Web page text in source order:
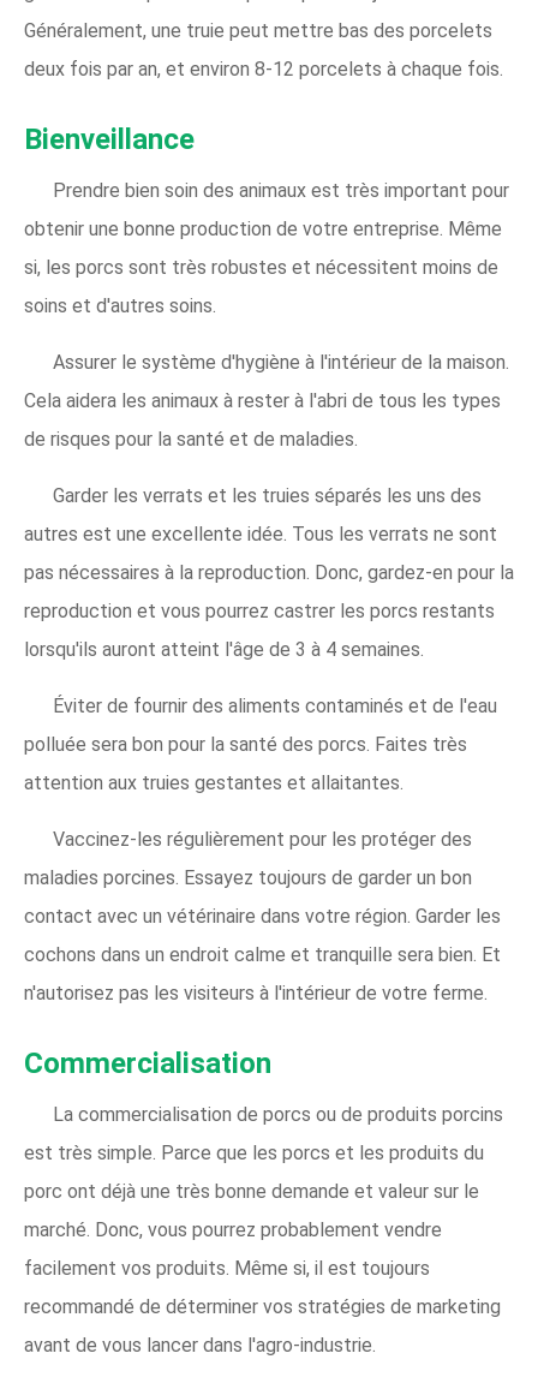
Généralement, une truie peut mettre bas des porcelets
deux fois par an, et environ 8-12 porcelets à chaque fois.
Bienveillance
Prendre bien soin des animaux est très important pour
obtenir une bonne production de votre entreprise. Même
si, les porcs sont très robustes et nécessitent moins de
soins et d'autres soins.
Assurer le système d'hygiène à l'intérieur de la maison.
Cela aidera les animaux à rester à l'abri de tous les types
de risques pour la santé et de maladies.
Garder les verrats et les truies séparés les uns des
autres est une excellente idée. Tous les verrats ne sont
pas nécessaires à la reproduction. Donc, gardez-en pour la
reproduction et vous pourrez castrer les porcs restants
lorsqu'ils auront atteint l'âge de 3 à 4 semaines.
Éviter de fournir des aliments contaminés et de l'eau
polluée sera bon pour la santé des porcs. Faites très
attention aux truies gestantes et allaitantes.
Vaccinez-les régulièrement pour les protéger des
maladies porcines. Essayez toujours de garder un bon
contact avec un vétérinaire dans votre région. Garder les
cochons dans un endroit calme et tranquille sera bien. Et
n'autorisez pas les visiteurs à l'intérieur de votre ferme.
Commercialisation
La commercialisation de porcs ou de produits porcins
est très simple. Parce que les porcs et les produits du
porc ont déjà une très bonne demande et valeur sur le
marché. Donc, vous pourrez probablement vendre
facilement vos produits. Même si, il est toujours
recommandé de déterminer vos stratégies de marketing
avant de vous lancer dans l'agro-industrie.